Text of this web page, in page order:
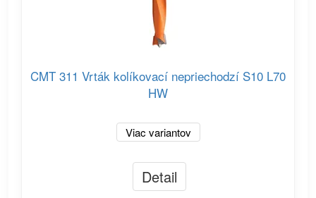
CMT 311 Vrták kolíkovací nepriechodzí S10 L70
HW
Viac variantov
Detail